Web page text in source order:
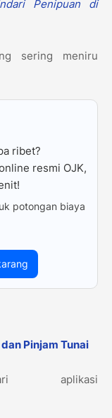
Penipuan di
sering meniru
ribet?
resmi OJK,
potongan biaya
Pinjam Tunai
aplikasi